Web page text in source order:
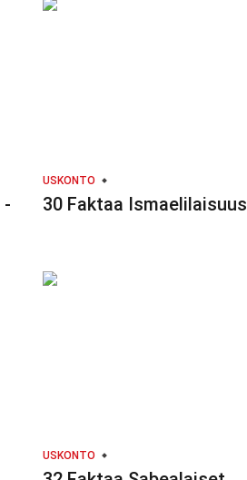
-
USKONTO
30 Faktaa Ismaelilaisuus
USKONTO